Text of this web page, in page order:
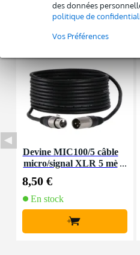
des données
politique de
Vos Préférences
Louez ce
Accessoires (4)
Devine MIC100/5 câble
micro/signal XLR 5 mè
8,50 €
En stock
+